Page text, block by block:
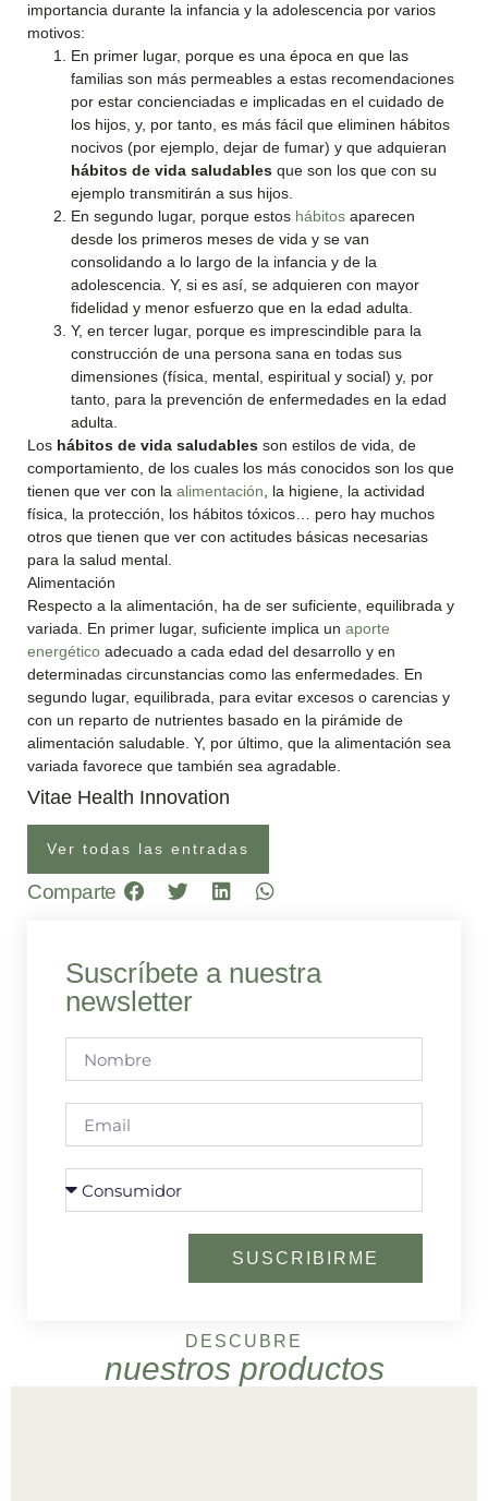
importancia durante la infancia y la adolescencia por varios
motivos:
En primer lugar, porque es una época en que las
familias son más permeables a estas recomendaciones
por estar concienciadas e implicadas en el cuidado de
los hijos, y, por tanto, es más fácil que eliminen hábitos
nocivos (por ejemplo, dejar de fumar) y que adquieran
hábitos de vida saludables que son los que con su
ejemplo transmitirán a sus hijos.
En segundo lugar, porque estos hábitos aparecen
desde los primeros meses de vida y se van
consolidando a lo largo de la infancia y de la
adolescencia. Y, si es así, se adquieren con mayor
fidelidad y menor esfuerzo que en la edad adulta.
Y, en tercer lugar, porque es imprescindible para la
construcción de una persona sana en todas sus
dimensiones (física, mental, espiritual y social) y, por
tanto, para la prevención de enfermedades en la edad
adulta.
Los hábitos de vida saludables son estilos de vida, de
comportamiento, de los cuales los más conocidos son los que
tienen que ver con la alimentación , la higiene, la actividad
física, la protección, los hábitos tóxicos… pero hay muchos
otros que tienen que ver con actitudes básicas necesarias
para la salud mental.
Alimentación
Respecto a la alimentación, ha de ser suficiente, equilibrada y
variada. En primer lugar, suficiente implica un aporte
energético adecuado a cada edad del desarrollo y en
determinadas circunstancias como las enfermedades. En
segundo lugar, equilibrada, para evitar excesos o carencias y
con un reparto de nutrientes basado en la pirámide de
alimentación saludable. Y, por último, que la alimentación sea
variada favorece que también sea agradable.
Vitae Health Innovation
Ver todas las entradas
Comparte
Suscríbete a nuestra
newsletter
SUSCRIBIRME
DESCUBRE
nuestros productos